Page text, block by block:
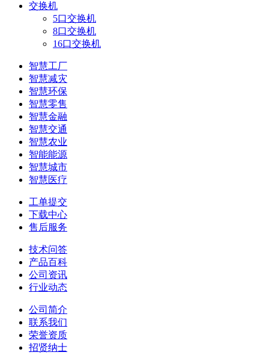
交换机
5口交换机
8口交换机
16口交换机
智慧工厂
智慧减灾
智慧环保
智慧零售
智慧金融
智慧交通
智慧农业
智能能源
智慧城市
智慧医疗
工单提交
下载中心
售后服务
技术问答
产品百科
公司资讯
行业动态
公司简介
联系我们
荣誉资质
招贤纳士